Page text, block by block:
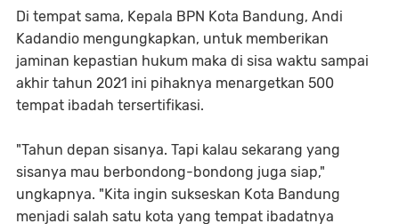
Di tempat sama, Kepala BPN Kota Bandung, Andi
Kadandio mengungkapkan, untuk memberikan
jaminan kepastian hukum maka di sisa waktu sampai
akhir tahun 2021 ini pihaknya menargetkan 500
tempat ibadah tersertifikasi.
"Tahun depan sisanya. Tapi kalau sekarang yang
sisanya mau berbondong-bondong juga siap,"
ungkapnya. "Kita ingin sukseskan Kota Bandung
menjadi salah satu kota yang tempat ibadatnya